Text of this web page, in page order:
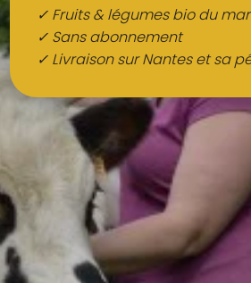
Épices
Boissons
QUI SOMMES-
FRUITS BIO AU
NOS
NOS MARCHÉS
✓ Fruits & légumes bio du
✓ Sans abonnement
✓ Livraison sur Nantes et sa